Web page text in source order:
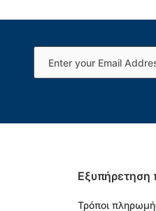
Εξυπήρετηση
Τρόποι